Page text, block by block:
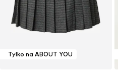
Tylko na ABOUT YOU